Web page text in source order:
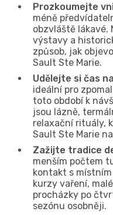
Prozkoumejte
méně
obzvláště lákavé.
výstavy a
způsob, jak
Sault Ste Marie.
Udělejte si čas
ideální pro
toto období k
jsou lázně,
relaxační rituály,
Sault Ste Marie
Zažijte tradice
menším počtem
kontakt s
kurzy vaření,
procházky po
sezónu osobněji.